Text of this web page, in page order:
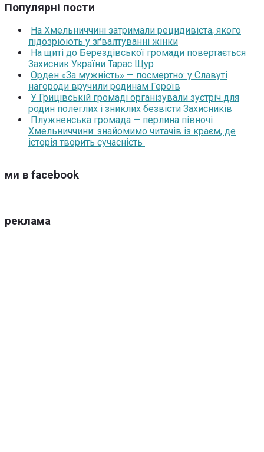
Популярні пости
На Хмельниччині затримали рецидивіста, якого
підозрюють у зґвалтуванні жінки
На щиті до Берездівської громади повертається
Захисник України Тарас Щур
Орден «За мужність» — посмертно: у Славуті
нагороди вручили родинам Героїв
У Грицівській громаді організували зустріч для
родин полеглих і зниклих безвісти Захисників
Плужненська громада — перлина півночі
Хмельниччини: знайомимо читачів із краєм, де
історія творить сучасність
ми в facebook
реклама